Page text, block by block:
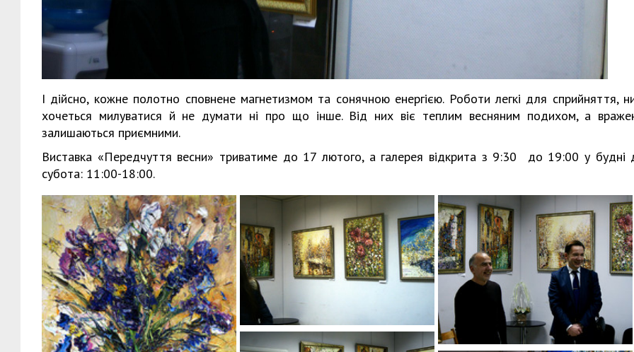
І дійсно, кожне полотно сповнене магнетизмом та сонячною енергією. Роботи легкі для сприйняття,
хочеться милуватися й не думати ні про що інше. Від них віє теплим весняним подихом, а
залишаються приємними.
Виставка «Передчуття весни» триватиме до 17 лютого, а галерея відкрита з 9:30 до 19:00 у будні
субота: 11:00-18:00.